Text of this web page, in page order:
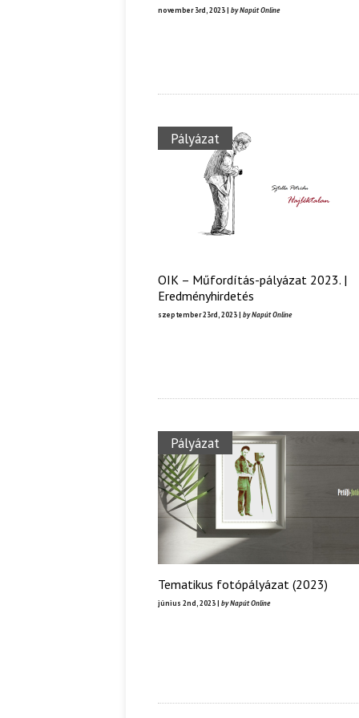
november 3rd, 2023 | by Napút Online
Pályázat
OIK – Műfordítás-pályázat 2023. |
Eredményhirdetés
szeptember 23rd, 2023 | by Napút Online
Pályázat
Tematikus fotópályázat (2023)
június 2nd, 2023 | by Napút Online